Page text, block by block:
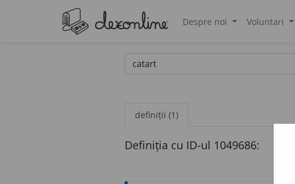
Despre noi Voluntari
definiții (1)
Definiția cu ID-ul 1049686: